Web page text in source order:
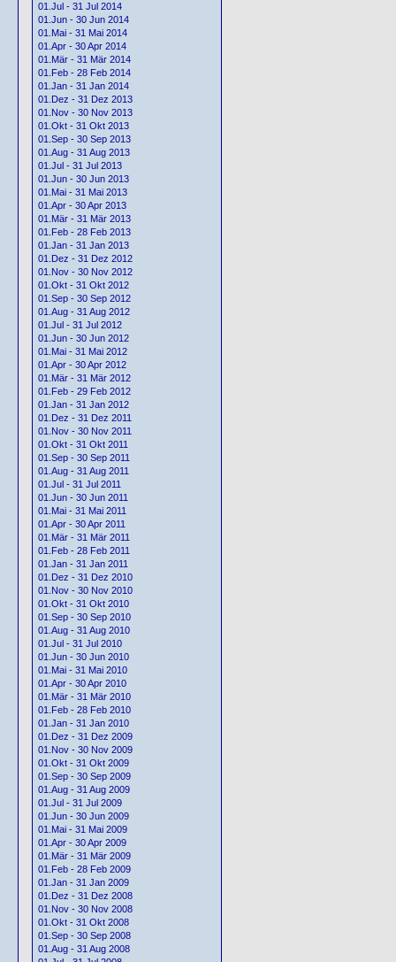
01.Jul - 31 Jul 2014
01.Jun - 30 Jun 2014
01.Mai - 31 Mai 2014
01.Apr - 30 Apr 2014
01.Mär - 31 Mär 2014
01.Feb - 28 Feb 2014
01.Jan - 31 Jan 2014
01.Dez - 31 Dez 2013
01.Nov - 30 Nov 2013
01.Okt - 31 Okt 2013
01.Sep - 30 Sep 2013
01.Aug - 31 Aug 2013
01.Jul - 31 Jul 2013
01.Jun - 30 Jun 2013
01.Mai - 31 Mai 2013
01.Apr - 30 Apr 2013
01.Mär - 31 Mär 2013
01.Feb - 28 Feb 2013
01.Jan - 31 Jan 2013
01.Dez - 31 Dez 2012
01.Nov - 30 Nov 2012
01.Okt - 31 Okt 2012
01.Sep - 30 Sep 2012
01.Aug - 31 Aug 2012
01.Jul - 31 Jul 2012
01.Jun - 30 Jun 2012
01.Mai - 31 Mai 2012
01.Apr - 30 Apr 2012
01.Mär - 31 Mär 2012
01.Feb - 29 Feb 2012
01.Jan - 31 Jan 2012
01.Dez - 31 Dez 2011
01.Nov - 30 Nov 2011
01.Okt - 31 Okt 2011
01.Sep - 30 Sep 2011
01.Aug - 31 Aug 2011
01.Jul - 31 Jul 2011
01.Jun - 30 Jun 2011
01.Mai - 31 Mai 2011
01.Apr - 30 Apr 2011
01.Mär - 31 Mär 2011
01.Feb - 28 Feb 2011
01.Jan - 31 Jan 2011
01.Dez - 31 Dez 2010
01.Nov - 30 Nov 2010
01.Okt - 31 Okt 2010
01.Sep - 30 Sep 2010
01.Aug - 31 Aug 2010
01.Jul - 31 Jul 2010
01.Jun - 30 Jun 2010
01.Mai - 31 Mai 2010
01.Apr - 30 Apr 2010
01.Mär - 31 Mär 2010
01.Feb - 28 Feb 2010
01.Jan - 31 Jan 2010
01.Dez - 31 Dez 2009
01.Nov - 30 Nov 2009
01.Okt - 31 Okt 2009
01.Sep - 30 Sep 2009
01.Aug - 31 Aug 2009
01.Jul - 31 Jul 2009
01.Jun - 30 Jun 2009
01.Mai - 31 Mai 2009
01.Apr - 30 Apr 2009
01.Mär - 31 Mär 2009
01.Feb - 28 Feb 2009
01.Jan - 31 Jan 2009
01.Dez - 31 Dez 2008
01.Nov - 30 Nov 2008
01.Okt - 31 Okt 2008
01.Sep - 30 Sep 2008
01.Aug - 31 Aug 2008